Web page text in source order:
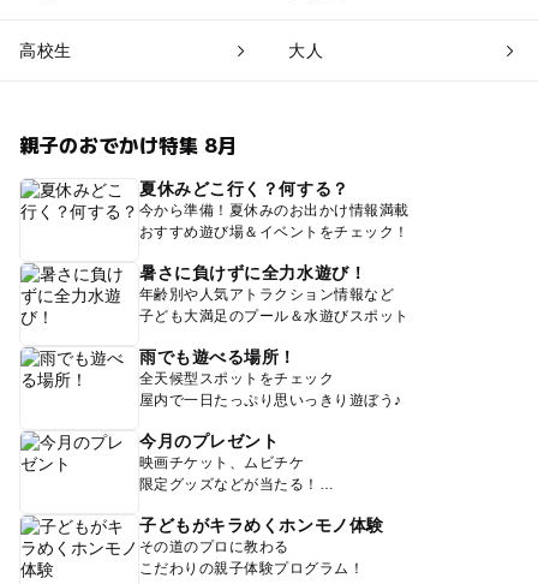
高校生 大人
親子のおでかけ特集 8月
夏休みどこ行く？何する？
今から準備！夏休みのお出かけ情報満載
おすすめ遊び場＆イベントをチェック！
暑さに負けずに全力水遊び！
年齢別や人気アトラクション情報など
子ども大満足のプール＆水遊びスポット
雨でも遊べる場所！
全天候型スポットをチェック
屋内で一日たっぷり思いっきり遊ぼう♪
今月のプレゼント
映画チケット、ムビチケ
限定グッズなどが当たる！
子どもがキラめくホンモノ体験
その道のプロに教わる
こだわりの親子体験プログラム！